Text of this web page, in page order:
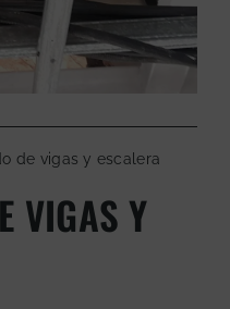
de vigas y escalera
VIGAS Y